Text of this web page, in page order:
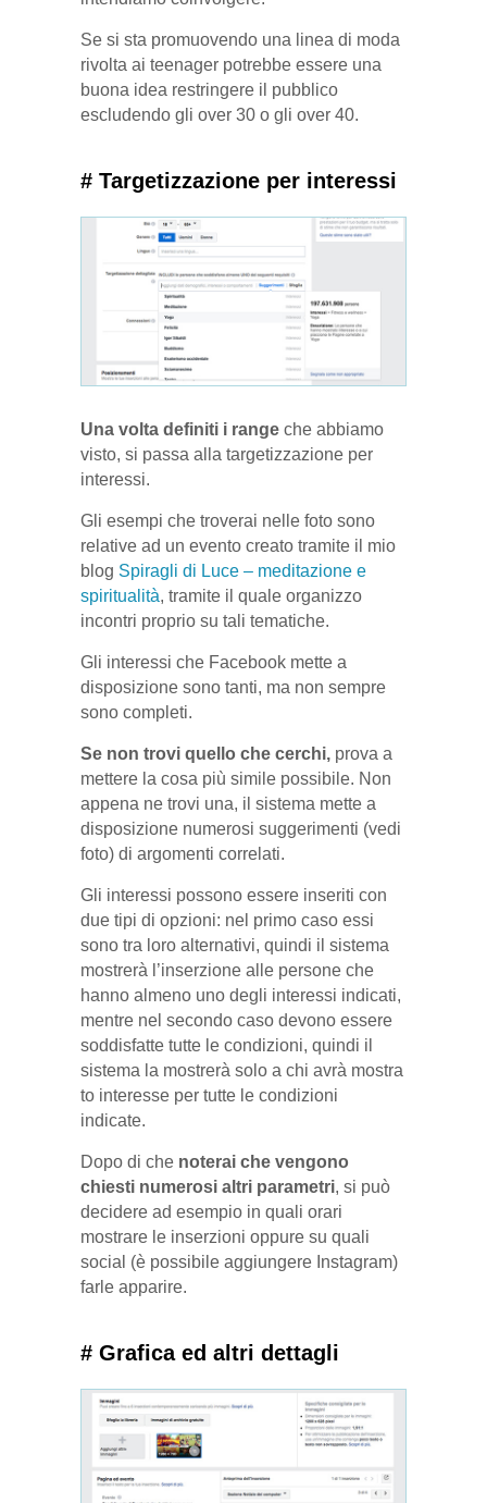
Se si sta promuovendo una linea di moda
rivolta ai teenager potrebbe essere una
buona idea restringere il pubblico
escludendo gli over 30 o gli over 40.
# Targetizzazione per interessi
Una volta definiti i range che abbiamo
visto, si passa alla targetizzazione per
interessi.
Gli esempi che troverai nelle foto sono
relative ad un evento creato tramite il mio
blog Spiragli di Luce – meditazione e
spiritualità, tramite il quale organizzo
incontri proprio su tali tematiche.
Gli interessi che Facebook mette a
disposizione sono tanti, ma non sempre
sono completi.
Se non trovi quello che cerchi, prova a
mettere la cosa più simile possibile. Non
appena ne trovi una, il sistema mette a
disposizione numerosi suggerimenti (vedi
foto) di argomenti correlati.
Gli interessi possono essere inseriti con
due tipi di opzioni: nel primo caso essi
sono tra loro alternativi, quindi il sistema
mostrerà l’inserzione alle persone che
hanno almeno uno degli interessi indicati,
mentre nel secondo caso devono essere
soddisfatte tutte le condizioni, quindi il
sistema la mostrerà solo a chi avrà mostra
to interesse per tutte le condizioni
indicate.
Dopo di che noterai che vengono
chiesti numerosi altri parametri, si può
decidere ad esempio in quali orari
mostrare le inserzioni oppure su quali
social (è possibile aggiungere Instagram)
farle apparire.
# Grafica ed altri dettagli